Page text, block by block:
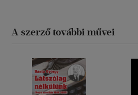
A szerző további művei